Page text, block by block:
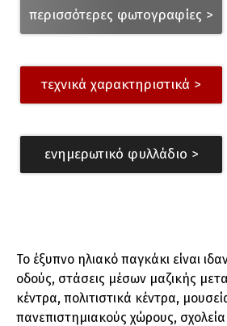
περισσότερες φωτογραφίες >
τεχνικά χαρακτηριστικά >
ενημερωτικό φυλλάδιο >
Το έξυπνο ηλιακό παγκάκι είναι
οδούς, στάσεις μέσων μαζικής
κέντρα, πολιτιστικά κέντρα,
πανεπιστημιακούς χώρους,